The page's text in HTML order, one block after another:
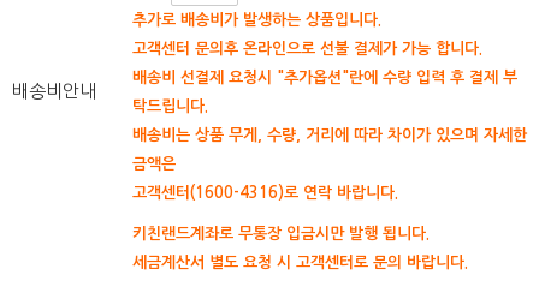
배송비안내
추가로 배송비가 발생하는 상품입니다.
고객센터 문의후 온라인으로 선불 결제가 가능 합니다.
배송비 선결제 요청시 "추가옵션"란에 수량 입력 후 결제 부
탁드립니다.
배송비는 상품 무게, 수량, 거리에 따라 차이가 있으며 자세한
금액은
고객센터(1600-4316)로 연락 바랍니다.
키친랜드계좌로 무통장 입금시만 발행 됩니다.
세금계산서 별도 요청 시 고객센터로 문의 바랍니다.